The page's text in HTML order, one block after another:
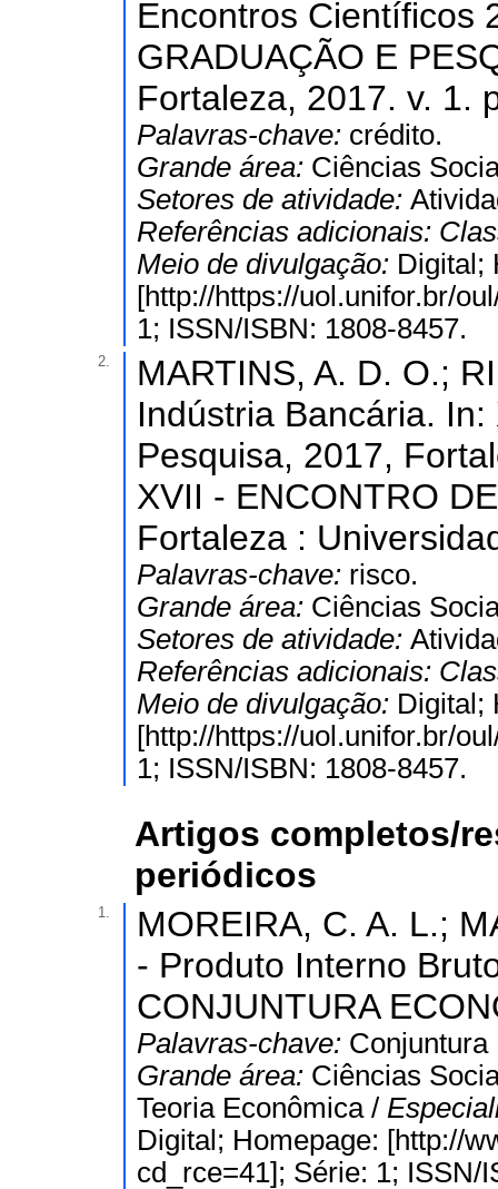
Encontros Científicos
GRADUAÇÃO E
Fortaleza, 2017. v. 1.
Palavras-chave: crédito.
Grande área: Ciências
Setores de atividade:
Referências adicionais:
Meio de divulgação: Digital;
[http://https://uol.unifor.br/
1; ISSN/ISBN: 1808-8457.
2.
MARTINS, A. D. O.;
Indústria Bancária.
Pesquisa, 2017,
XVII - ENCONTRO
Fortaleza :
Palavras-chave: risco.
Grande área: Ciências
Setores de atividade:
Referências adicionais:
Meio de divulgação: Digital;
[http://https://uol.unifor.br/
1; ISSN/ISBN: 1808-8457.
Artigos completos/
periódicos
1.
MOREIRA, C. A. L.;
- Produto Interno
CONJUNTURA
Palavras-chave: Conjuntura
Grande área: Ciências
Teoria Econômica /
Digital; Homepage: [http://
cd_rce=41]; Série: 1; ISSN/